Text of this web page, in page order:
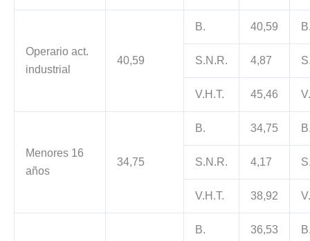
Operario act.
industrial
40,59
B. 40,59
S.N.R. 4,87
V.H.T. 45,46
Menores 16
años
34,75
B. 34,75
S.N.R. 4,17
V.H.T. 38,92
B. 36,53